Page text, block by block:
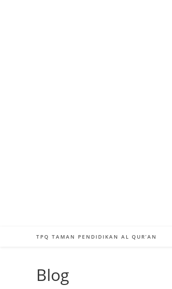
TPQ TAMAN PENDIDIKAN AL QUR’AN
Blog